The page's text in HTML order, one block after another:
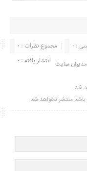
مجموع نظرات : 0
: 0
انتشار یافته : ۰ سایت
شد.
باشد منتشر نخواهد شد.